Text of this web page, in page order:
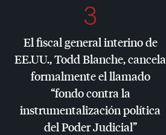
3
El fiscal general interino de
EE.UU., Todd Blanche, cancela
formalmente el llamado
“fondo contra la
instrumentalización política
del Poder Judicial”